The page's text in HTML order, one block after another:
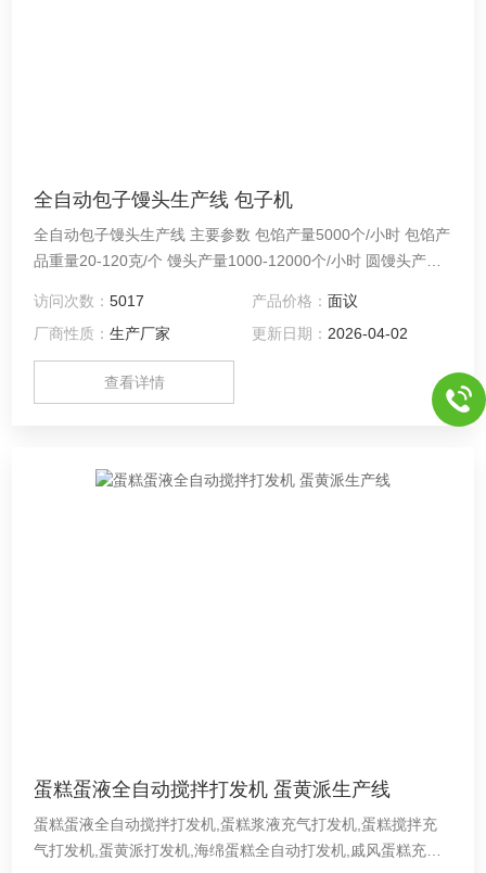
全自动包子馒头生产线 包子机
全自动包子馒头生产线 主要参数 包馅产量5000个/小时 包馅产
品重量20-120克/个 馒头产量1000-12000个/小时 圆馒头产量
尺寸4800×1400×1500mm 组合重量约650公斤
访问次数：5017 产品价格： 面议
厂商性质：生产厂家 更新日期： 2026-04-02
查看详情
蛋糕蛋液全自动搅拌打发机 蛋黄派生产线
蛋糕蛋液全自动搅拌打发机,蛋糕浆液充气打发机,蛋糕搅拌充
气打发机,蛋黄派打发机,海绵蛋糕全自动打发机,戚风蛋糕充气